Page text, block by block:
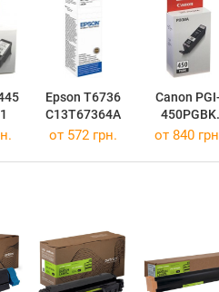
Epson T6736
C13T67364A
Canon
450PGBK
6499B001
от 572 грн. от 840